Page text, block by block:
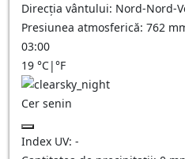
Direcția vântului: Nord-Nord-
Presiunea atmosferică: 762
03:00
19 °C|°F
Cer senin
Index UV: -